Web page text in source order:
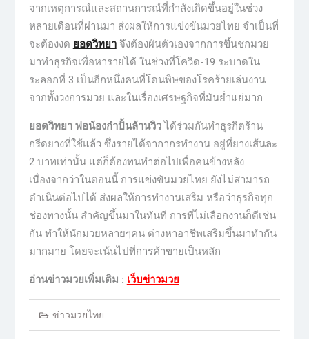
จากเหตุการณ์และสถานการณ์ที่กำลังเกิดขึ้นอยู่ในช่วง
หลายเดือนที่ผ่านมา ส่งผลให้การแข่งขันมวยไทย จำเป็นที่
จะต้องงด ยอดวิทยาจึงต้องผันตัวเองจากการขึ้นชกมวย
มาทำธุรกิจเพื่อหารายได้ ในช่วงที่โควิด-19 ระบาดใน
ระลอกที่ 3 เป็นอีกหนึ่งคนที่โดนพิษของโรคร้ายเล่นงาน
จากทั้งวงการมวย และในเรื่องเศรษฐกิจที่มันย่ำแย่มาก
ยอดวิทยา พ่อน้องกำปั้นล้านวิวได้ร่วมกันทำธุรกิตร้าน
กรีดยางที่ใช้แล้ว ซึ่งรายได้จากากรทำงาน อยู่ที่ยางเส้นละ
2 บาทเท่านั้น แต่ก็ต้องทนทำต่อไปเพื่อคนข้างหลัง
เนื่องจากว่าในตอนนี้ การแข่งขันมวยไทย ยังไม่สามารถ
ดำเนินต่อไปได้ ส่งผลให้การทำงานเสริม หรือว่าธุรกิจทุก
ช่องทางนั้น สำคัญขึ้นมาในทันที การที่ไม่เลือกงานก็ดีเช่น
กัน ทำให้นักมวยหลายๆคน ต่างหาอาชีพเสริมขึ้นมาทำกัน
มากมาย โดยจะเน้นไปที่การค้าขายเป็นหลัก
อ่านข่าวมวยเพิ่มเติม : เว็บข่าวมวย
ข่าวมวยไทย